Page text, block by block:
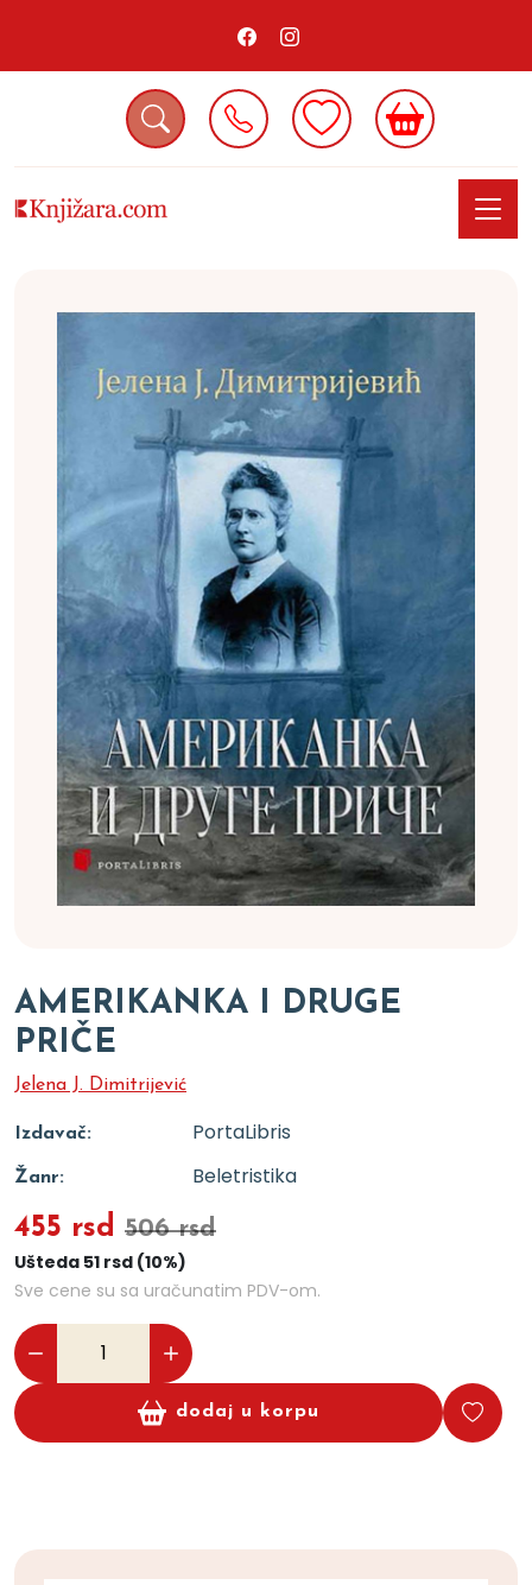
AMERIKANKA I DRUGE
PRIČE
Jelena J. Dimitrijević
Izdavač: PortaLibris
Žanr: Beletristika
455 rsd 506 rsd
Ušteda 51 rsd (10%)
Sve cene su sa uračunatim PDV-om.
dodaj u korpu